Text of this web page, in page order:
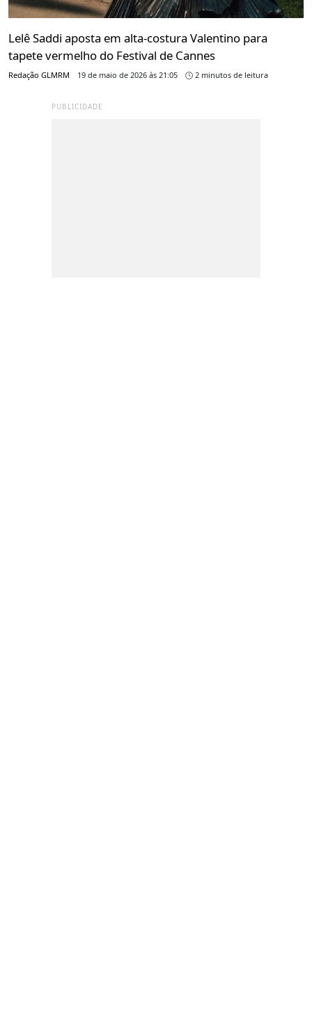
Lelê Saddi aposta em alta-costura Valentino para
tapete vermelho do Festival de Cannes
Redação GLMRM 19 de maio de 2026 às 21:05 2 minutos de leitura
PUBLICIDADE